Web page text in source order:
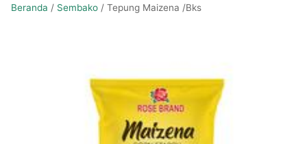
Beranda / Sembako / Tepung Maizena /Bks